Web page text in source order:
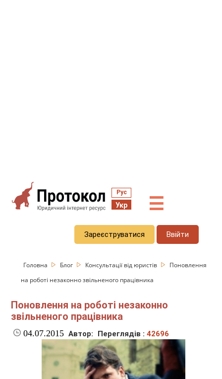
Рус
Укр ☰
Зареєструватися Ввійти
Головна Блог Консультації від юристів
Поновлення
на роботі незаконно звільненого працівника
Поновлення на роботі незаконно
звільненого працівника
04.07.2015 Автор: Переглядів :42696